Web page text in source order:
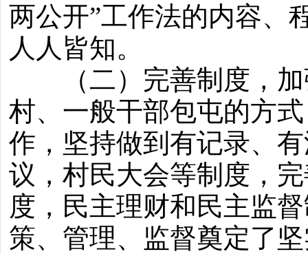
两公开”工作法的内容、
人人皆知。
（二）完善制度，加
村、一般干部包屯的方
作，坚持做到有记录、
议，村民大会等制度，
度，民主理财和民主监
策、管理、监督奠定了